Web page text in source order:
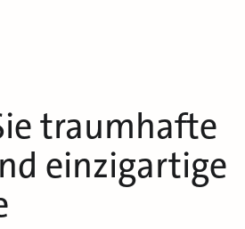
traumhafte
einzigartige